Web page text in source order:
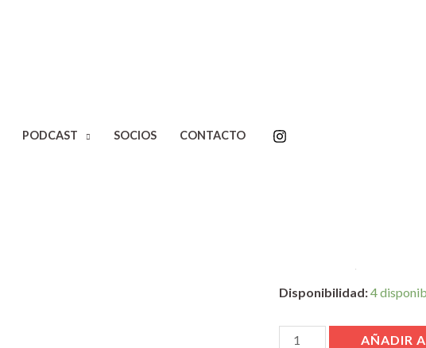
PODCAST SOCIOS CONTACTO Inicio
Disponibilidad:4
AÑADIR